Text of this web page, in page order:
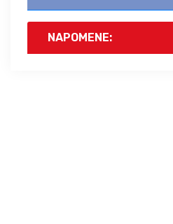
NAPOMENE: